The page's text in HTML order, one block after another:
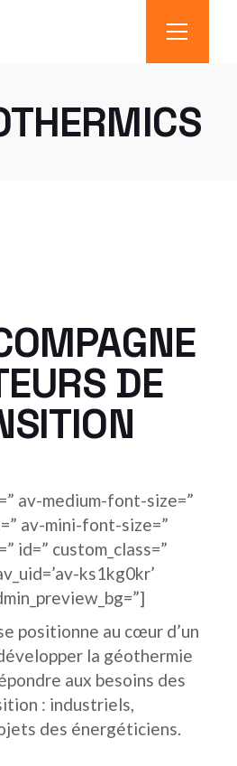
DE
av-medium-font-size=”
av-mini-font-size=”
id=” custom_class=”
ks1kg0kr’
positionne au cœur d’un
la géothermie
aux besoins des
: industriels,
des énergéticiens.